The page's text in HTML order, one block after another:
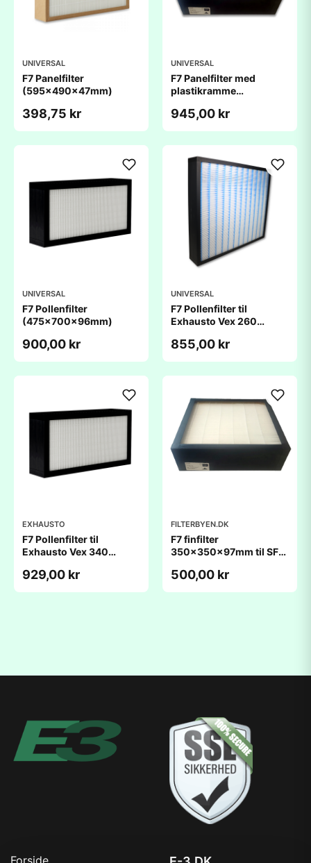
UNIVERSAL
F7 Panelfilter
(595x490x47mm)
398,75 kr
UNIVERSAL
F7 Panelfilter med
plastikramme
945,00 kr
UNIVERSAL
F7 Pollenfilter
(475x700x96mm)
900,00 kr
UNIVERSAL
F7 Pollenfilter til
Exhausto Vex 260
855,00 kr
EXHAUSTO
F7 Pollenfilter til
Exhausto Vex 340
929,00 kr
FILTERBYEN.DK
F7 finfilter
350x350x97mm til SF
500,00 kr